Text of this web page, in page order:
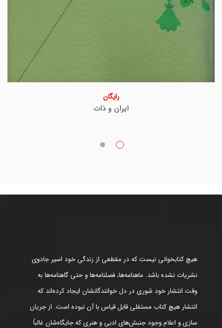
ایران و ذات
رایگان
هیچ کتابخوانی نیست که در مقطعی از زندگی خود اسیر جادوی
نشریات نشده باشد. ماهنامه‌ها، فصلنامه‌ها و حتی گاهنامه‌ها به
وقت انتشار خود شوری در دل خوانندگانشان ایجاد کرده‌اند که
انتشار هیچ کتاب مستقلی قابل قیاس با آن نبوده است. از جریان
سازی و اعلام وجود جنبش‌های ادبی و هنری که جایگاه‌شان غالباً